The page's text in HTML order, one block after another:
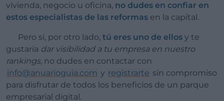
vivienda, negocio u oficina, no dudes en confiar en
estos especialistas de las reformas en la capital.
Pero si, por otro lado, tú eres uno de ellos y te
gustaría dar visibilidad a tu empresa en nuestro
rankings, no dudes en contactar con
info@anuarioguia.com y registrarte sin compromiso
para disfrutar de todos los beneficios de un parque
empresarial digital.